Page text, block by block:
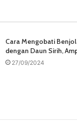
Cara Mengobati
dengan Daun Sirih,
27/09/2024